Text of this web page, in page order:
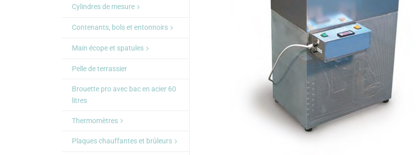
Cylindres de mesure
Contenants, bols et entonnoirs
Main écope et spatules
Pelle de terrassier
Brouette pro avec bac en acier 60
litres
Thermomètres
Plaques chauffantes et brûleurs